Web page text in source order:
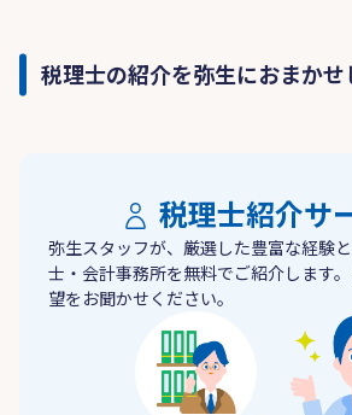
https://takanozeirishi.com/contact
税理士の紹介を弥生におまか
税理士紹介サ
弥生スタッフが、厳選した豊富な経験
士・会計事務所を無料でご紹介します
望をお聞かせください。